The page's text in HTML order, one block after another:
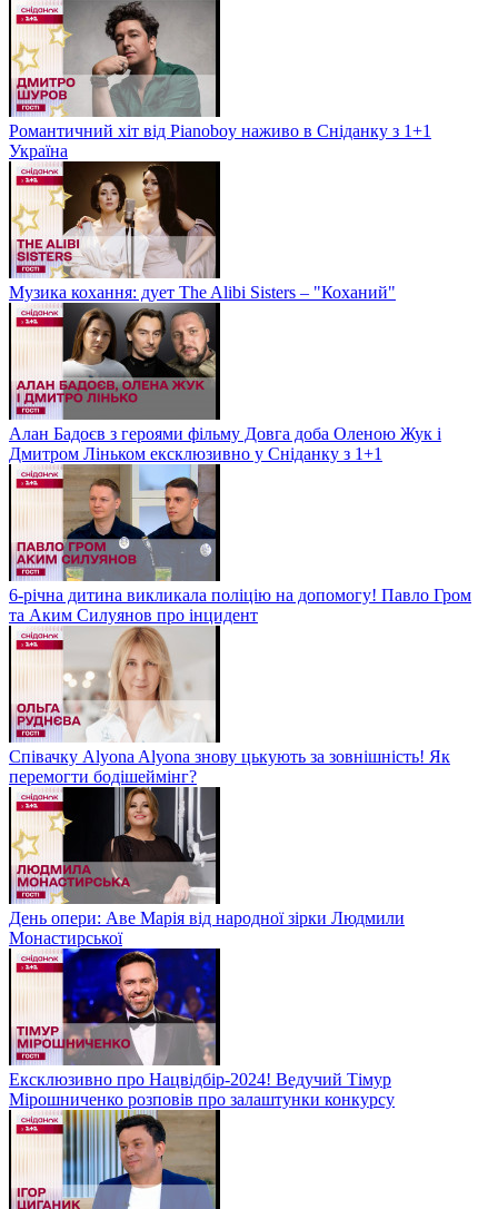
Романтичний хіт від Pianoboy наживо в Сніданку з 1+1
Україна
Музика кохання: дует The Alibi Sisters – "Коханий"
Алан Бадоєв з героями фільму Довга доба Оленою Жук і
Дмитром Ліньком ексклюзивно у Сніданку з 1+1
6-річна дитина викликала поліцію на допомогу! Павло Гром
та Аким Силуянов про інцидент
Співачку Alyona Alyona знову цькують за зовнішність! Як
перемогти бодішеймінг?
День опери: Аве Марія від народної зірки Людмили
Монастирської
Ексклюзивно про Нацвідбір-2024! Ведучий Тімур
Мірошниченко розповів про залаштунки конкурсу